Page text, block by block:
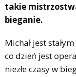
takie
bieganie.
Michał jest
co dzień jest
niezłe czasy w